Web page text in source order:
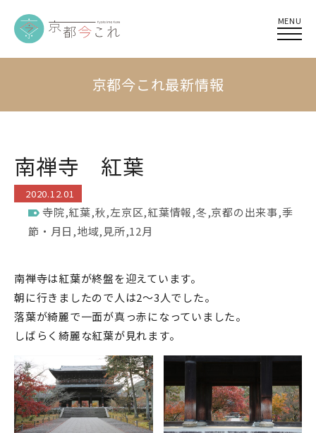
MENU
京都今これ最新情報
南禅寺 紅葉
2020.12.01
寺院,紅葉,秋,左京区,紅葉情報,冬,京都の出来事,季
節・月日 ,地域,見所,12月
南禅寺は紅葉が終盤を迎えています。
朝に行きましたので人は2～3人でした。
落葉が綺麗で一面が真っ赤になっていました。
しばらく綺麗な紅葉が見れます。